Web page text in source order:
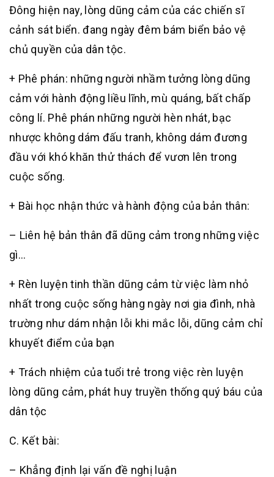
Đông hiện nay, lòng dũng cảm của các chiến sĩ
cảnh sát biển. đang ngày đêm bám biển bảo vệ
chủ quyền của dân tộc.
+ Phê phán: những người nhầm tưởng lòng dũng
cảm với hành động liều lĩnh, mù quáng, bất chấp
công lí. Phê phán những người hèn nhát, bạc
nhược không dám đấu tranh, không dám đương
đầu với khó khăn thử thách để vươn lên trong
cuộc sống.
+ Bài học nhận thức và hành động của bản thân:
– Liên hệ bản thân đã dũng cảm trong những việc
gì…
+ Rèn luyện tinh thần dũng cảm từ việc làm nhỏ
nhất trong cuộc sống hàng ngày nơi gia đình, nhà
trường như dám nhận lỗi khi mắc lỗi, dũng cảm chỉ
khuyết điểm của bạn
+ Trách nhiệm của tuổi trẻ trong việc rèn luyện
lòng dũng cảm, phát huy truyền thống quý báu của
dân tộc
C. Kết bài:
– Khẳng định lại vấn đề nghị luận